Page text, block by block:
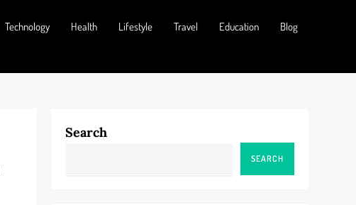
Technology Health Lifestyle Travel Education Blog
Search
SEARCH